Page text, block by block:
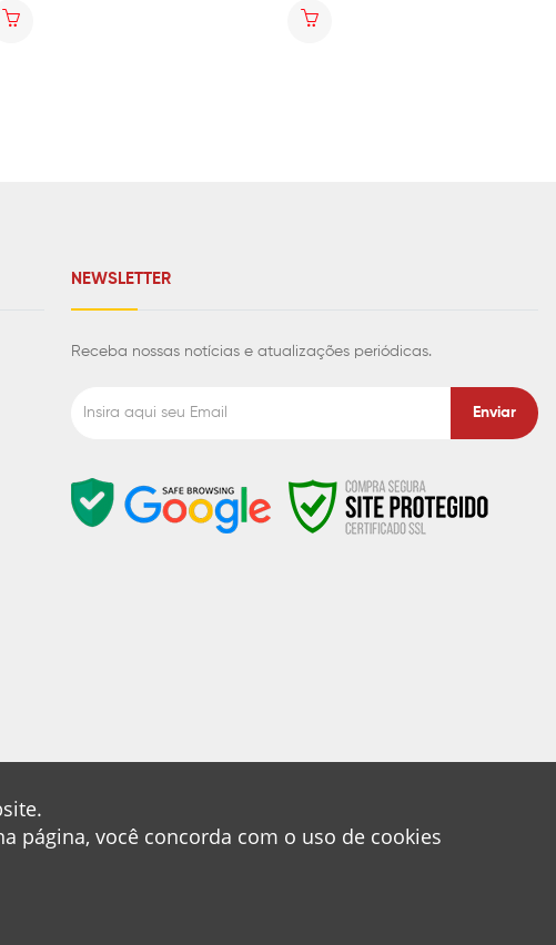
NEWSLETTER
Receba nossas notícias e atualizações periódicas.
Enviar
página, você concorda com o uso de cookies